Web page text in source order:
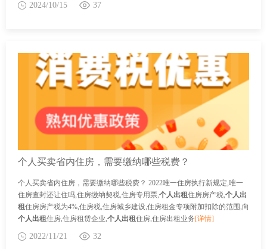
2024/10/15 37
个人买卖省内住房，需要缴纳哪些税费？
个人买卖省内住房，需要缴纳哪些税费？ 2022唯一住房执行新规定,唯一
住房查封还让住吗,住房缴纳契税,住房专用票,个人出租住房房产税,个人出
租住房房产税为4%,住房税,住房城乡建设,住房租金专项附加扣除的范围,向
个人出租住房,住房租赁企业,个人出租住房,住房出租业务[详情]
2022/11/21 32